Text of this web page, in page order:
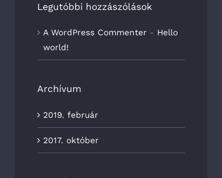
Legutóbbi hozzászólások
A WordPress Commenter - Hello
world!
Archívum
2019. február
2017. október